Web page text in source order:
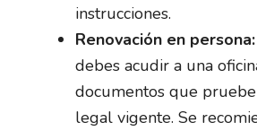
instrucciones.
Renovación en persona:
debes acudir a una
documentos que
legal vigente. Se